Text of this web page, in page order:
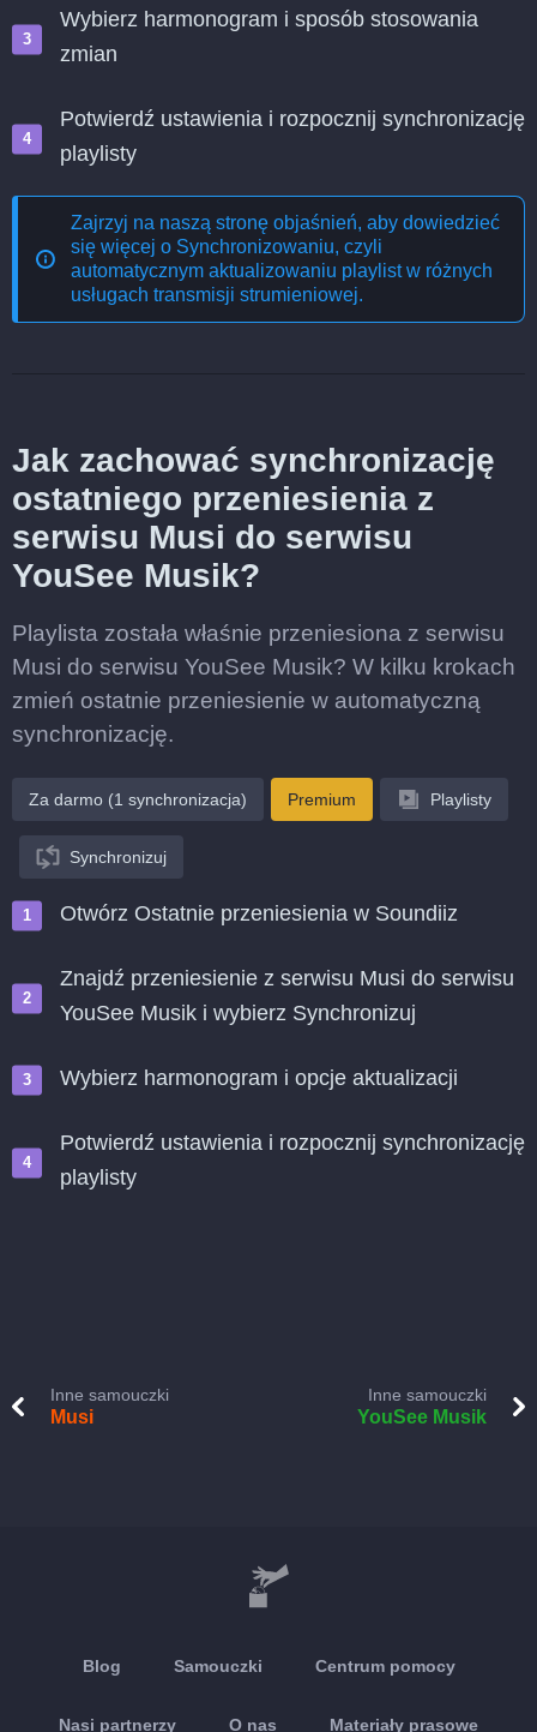
Wybierz harmonogram i sposób stosowania
zmian
Potwierdź ustawienia i rozpocznij synchronizację
playlisty
Zajrzyj na naszą stronę objaśnień, aby dowiedzieć
się więcej o Synchronizowaniu, czyli
automatycznym aktualizowaniu playlist w różnych
usługach transmisji strumieniowej.
Jak zachować synchronizację
ostatniego przeniesienia z
serwisu Musi do serwisu
YouSee Musik?
Playlista została właśnie przeniesiona z serwisu
Musi do serwisu YouSee Musik? W kilku krokach
zmień ostatnie przeniesienie w automatyczną
synchronizację.
Za darmo (1 synchronizacja) Premium Playlisty
Synchronizuj
Otwórz Ostatnie przeniesienia w Soundiiz
Znajdź przeniesienie z serwisu Musi do serwisu
YouSee Musik i wybierz Synchronizuj
Wybierz harmonogram i opcje aktualizacji
Potwierdź ustawienia i rozpocznij synchronizację
playlisty
Inne samouczki
Musi
Inne samouczki
YouSee Musik
Blog Samouczki Centrum pomocy
Nasi partnerzy O nas Materiały prasowe